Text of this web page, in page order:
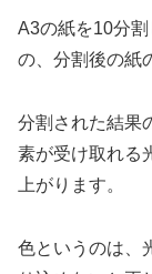
A3の紙を10分
の、分割後の紙
分割された結果
素が受け取れる
上がります。
色というのは、